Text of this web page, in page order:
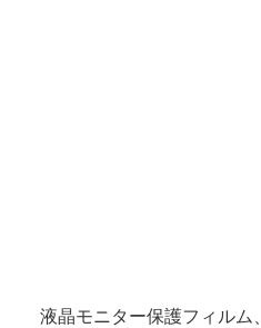
液晶モニター保護フィルム